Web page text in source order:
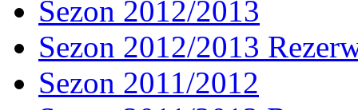
Sezon 2012/2013
Sezon 2012/2013
Sezon 2011/2012